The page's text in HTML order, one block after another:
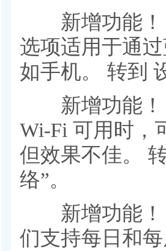
新增功能！
选项适用于通
如手机。 转到
新增功能！
Wi-Fi 可用时，
但效果不佳。
络”。
新增功能！ “
们支持每日和